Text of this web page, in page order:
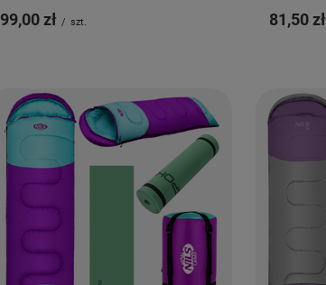
99,00 zł / szt. 81,50 zł